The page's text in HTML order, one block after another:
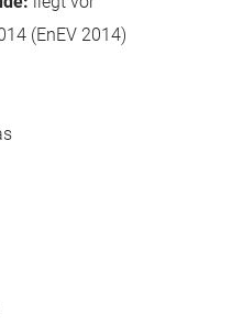
(EnEV 2014)